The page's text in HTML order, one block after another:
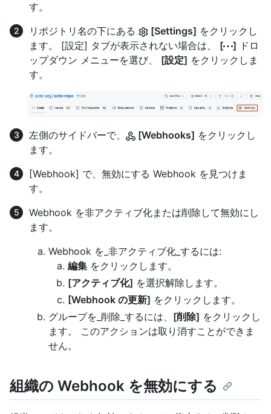
す。
リポジトリ名の下にある
[Settings] をクリックし
ます。 [設定] タブが表示されない場合は、 [ ] ドロ
ップダウン メニューを選び、 [設定] をクリックしま
す。
左側のサイドバーで、 [Webhooks] をクリックし
ます。
[Webhook] で、無効にする Webhook を見つけま
す。
Webhook を非アクティブ化または削除して無効にし
ます。
Webhook を_非アクティブ化_するには:
編集 をクリックします。
[アクティブ化] を選択解除します。
[Webhook の更新] をクリックします。
グループを_削除_するには、 [削除] をクリックし
ます。 このアクションは取り消すことができま
せん。
組織の Webhook を無効にする